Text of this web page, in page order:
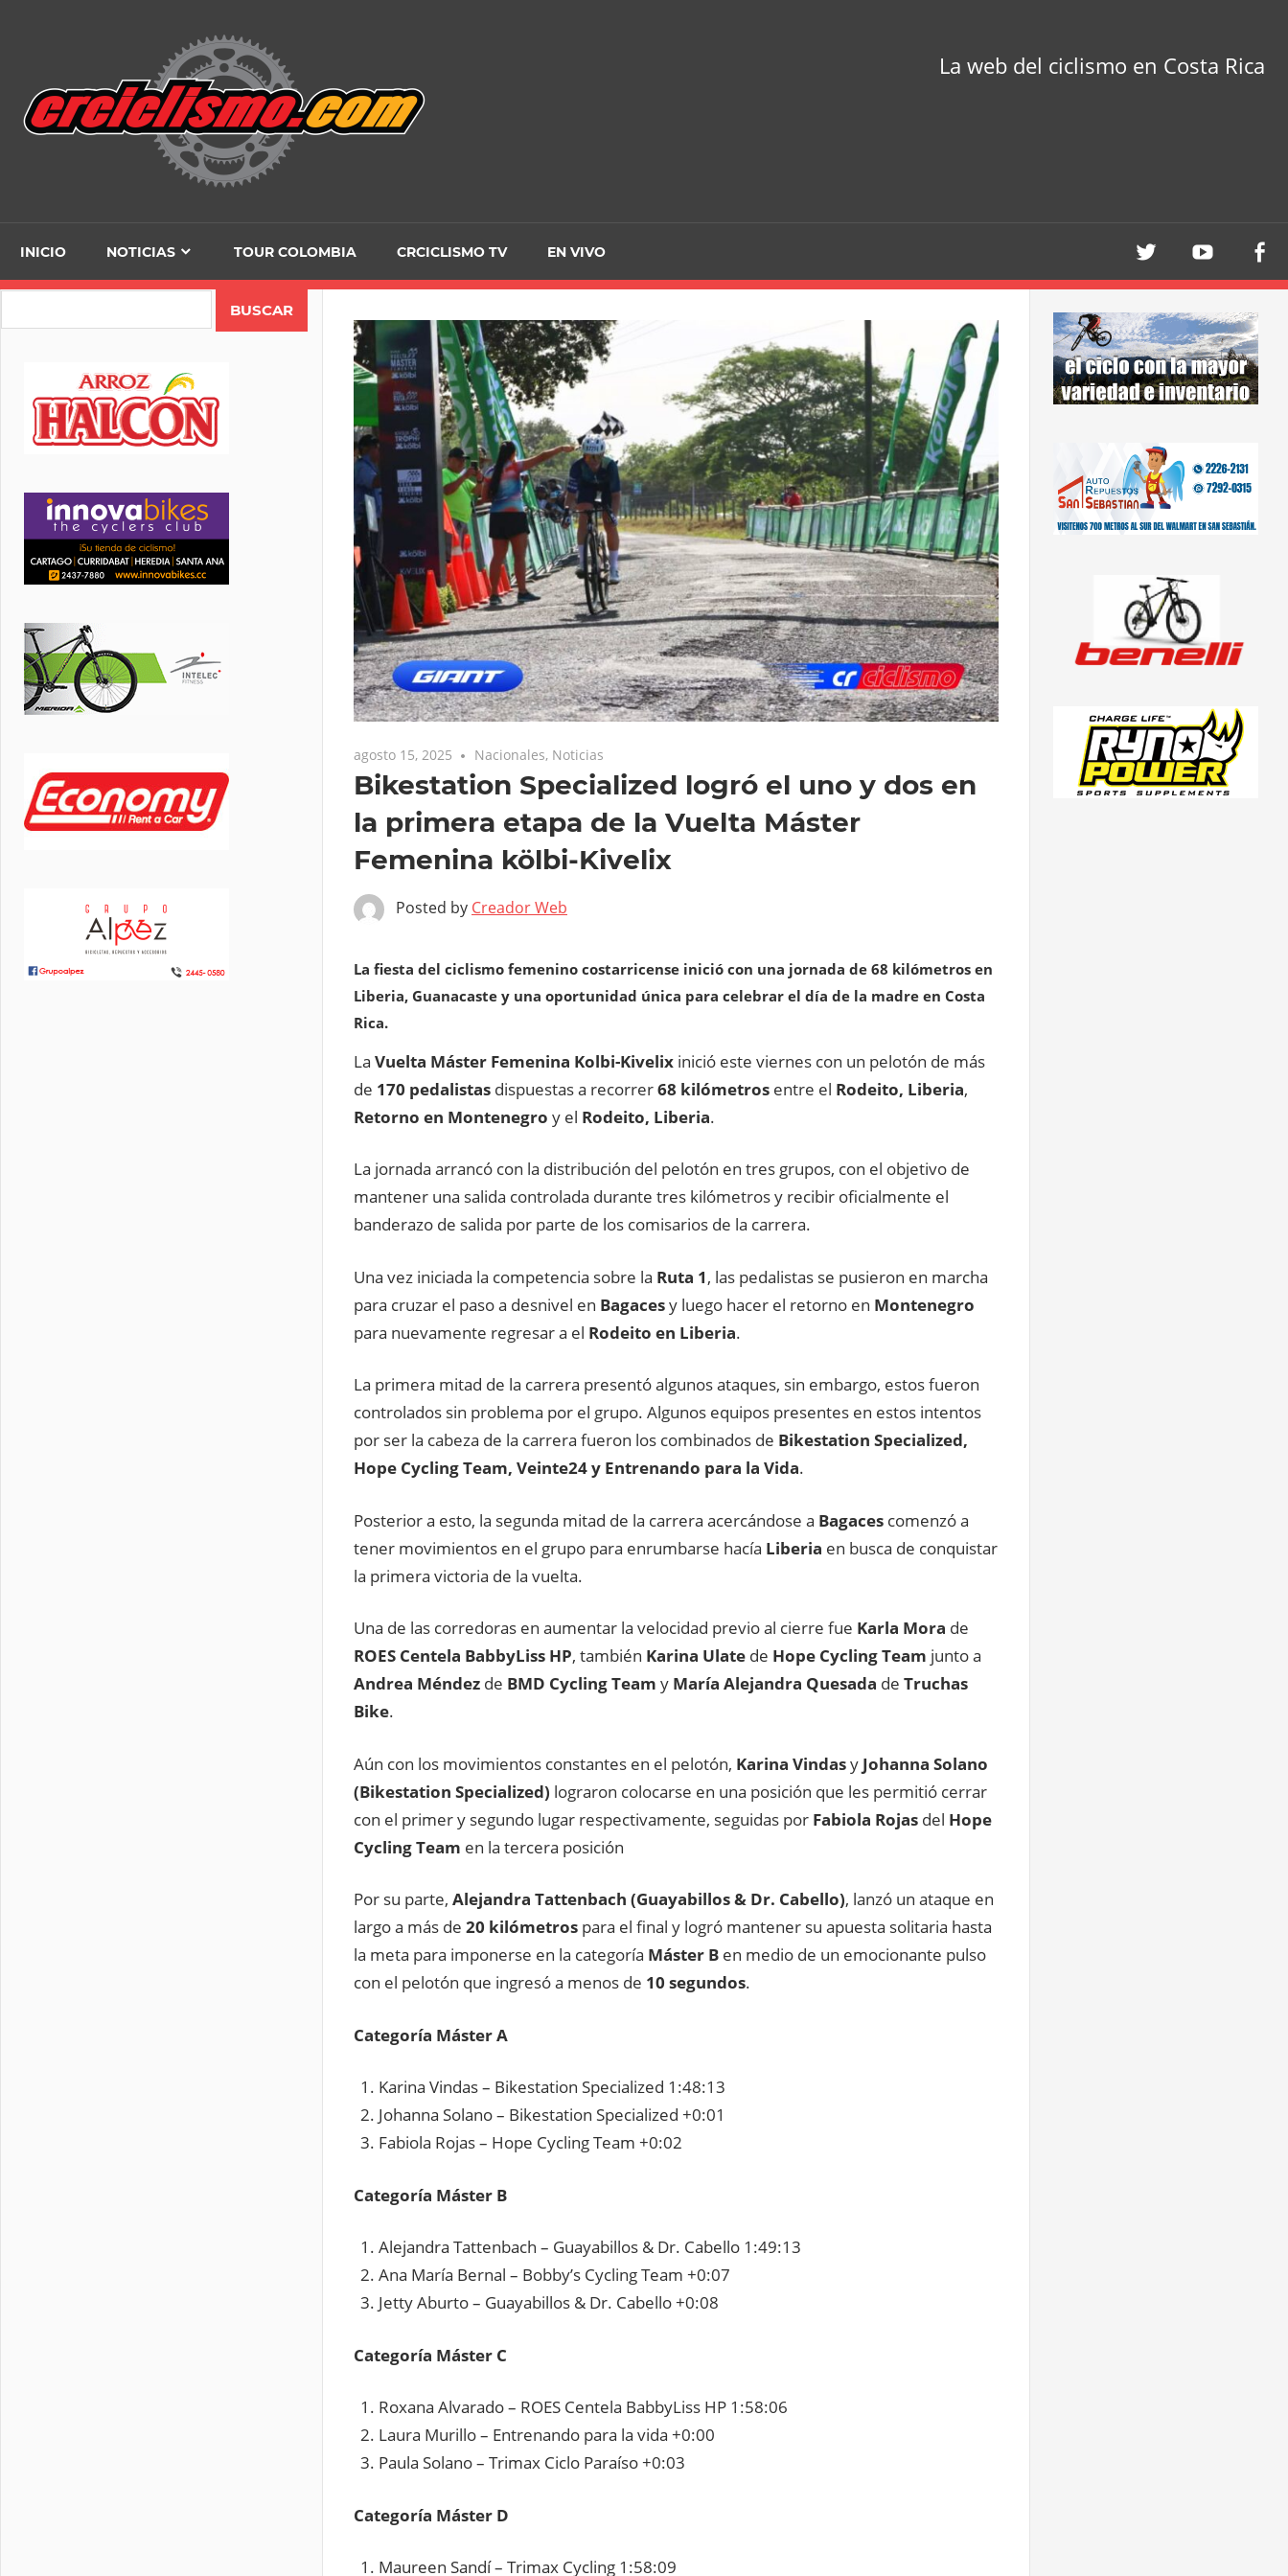
La web del ciclismo en Costa Rica
INICIO NOTICIAS TOUR COLOMBIA CRCICLISMO TV EN VIVO
agosto 15, 2025 Nacionales, Noticias
Bikestation Specialized logró el uno y dos en
la primera etapa de la Vuelta Máster
Femenina kölbi-Kivelix
Posted by Creador Web
La fiesta del ciclismo femenino costarricense inició con una jornada de 68 kilómetros en
Liberia, Guanacaste y una oportunidad única para celebrar el día de la madre en Costa
Rica.
La Vuelta Máster Femenina Kolbi-Kivelix inició este viernes con un pelotón de más
de 170 pedalistas dispuestas a recorrer68 kilómetros entre el Rodeito, Liberia,
Retorno en Montenegro y el Rodeito, Liberia.
La jornada arrancó con la distribución del pelotón en tres grupos, con el objetivo de
mantener una salida controlada durante tres kilómetros y recibir oficialmente el
banderazo de salida por parte de los comisarios de la carrera.
Una vez iniciada la competencia sobre la Ruta 1, las pedalistas se pusieron en marcha
para cruzar el paso a desnivel en Bagacesy luego hacer el retorno en Montenegro
para nuevamente regresar a el Rodeito en Liberia.
La primera mitad de la carrera presentó algunos ataques, sin embargo, estos fueron
controlados sin problema por el grupo. Algunos equipos presentes en estos intentos
por ser la cabeza de la carrera fueron los combinados de Bikestation Specialized,
Hope Cycling Team, Veinte24 y Entrenando para la Vida.
Posterior a esto, la segunda mitad de la carrera acercándose a Bagaces comenzó a
tener movimientos en el grupo para enrumbarse hacía Liberia en busca de conquistar
la primera victoria de la vuelta.
Una de las corredoras en aumentar la velocidad previo al cierre fue Karla Mora de
ROES Centela BabbyLiss HP, también Karina Ulate de Hope Cycling Team junto a
Andrea Méndez de BMD Cycling Team y María Alejandra Quesada de Truchas
Bike.
Aún con los movimientos constantes en el pelotón, Karina Vindasy Johanna Solano
(Bikestation Specialized) lograron colocarse en una posición que les permitió cerrar
con el primer y segundo lugar respectivamente, seguidas por Fabiola Rojas del Hope
Cycling Team en la tercera posición
Por su parte, Alejandra Tattenbach (Guayabillos & Dr. Cabello), lanzó un ataque en
largo a más de 20 kilómetros para el final y logró mantener su apuesta solitaria hasta
la meta para imponerse en la categoría Máster B en medio de un emocionante pulso
con el pelotón que ingresó a menos de 10 segundos.
Categoría Máster A
Karina Vindas – Bikestation Specialized 1:48:13
Johanna Solano – Bikestation Specialized +0:01
Fabiola Rojas – Hope Cycling Team +0:02
Categoría Máster B
Alejandra Tattenbach – Guayabillos & Dr. Cabello 1:49:13
Ana María Bernal – Bobby’s Cycling Team +0:07
Jetty Aburto – Guayabillos & Dr. Cabello +0:08
Categoría Máster C
Roxana Alvarado – ROES Centela BabbyLiss HP 1:58:06
Laura Murillo – Entrenando para la vida +0:00
Paula Solano – Trimax Ciclo Paraíso +0:03
Categoría Máster D
Maureen Sandí – Trimax Cycling 1:58:09